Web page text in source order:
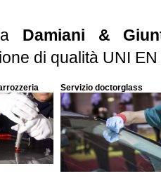
Damiani &
di qualità UNI
Servizio doctorglass